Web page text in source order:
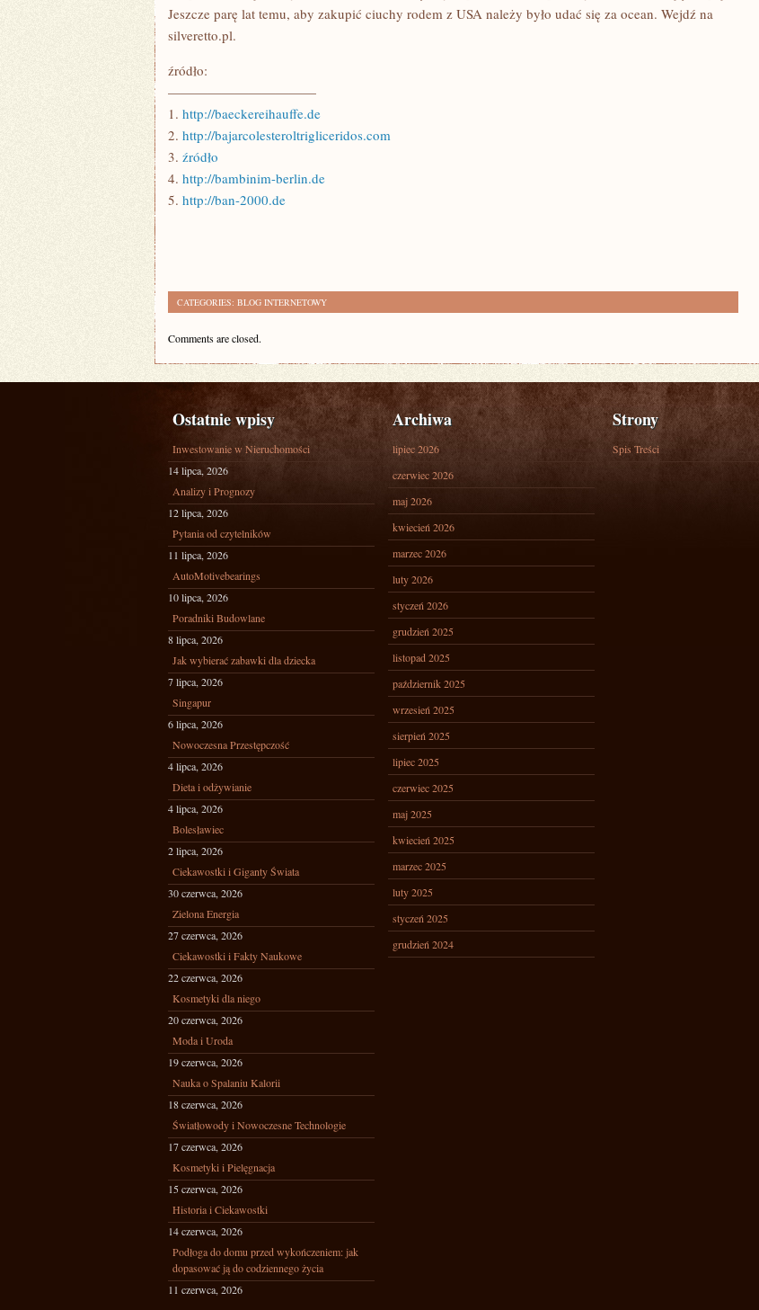
Jeszcze parę lat temu, aby zakupić ciuchy rodem z USA należy było udać się za ocean. Wejdź na
silveretto.pl.
źródło:
———————————
1. http://baeckereihauffe.de
2. http://bajarcolesteroltrigliceridos.com
3. źródło
4. http://bambinim-berlin.de
5. http://ban-2000.de
CATEGORIES: BLOG INTERNETOWY
Comments are closed.
Ostatnie wpisy
Inwestowanie w Nieruchomości
14 lipca, 2026
Analizy i Prognozy
12 lipca, 2026
Pytania od czytelników
11 lipca, 2026
AutoMotivebearings
10 lipca, 2026
Poradniki Budowlane
8 lipca, 2026
Jak wybierać zabawki dla dziecka
7 lipca, 2026
Singapur
6 lipca, 2026
Nowoczesna Przestępczość
4 lipca, 2026
Dieta i odżywianie
4 lipca, 2026
Bolesławiec
2 lipca, 2026
Ciekawostki i Giganty Świata
30 czerwca, 2026
Zielona Energia
27 czerwca, 2026
Ciekawostki i Fakty Naukowe
22 czerwca, 2026
Kosmetyki dla niego
20 czerwca, 2026
Moda i Uroda
19 czerwca, 2026
Nauka o Spalaniu Kalorii
18 czerwca, 2026
Światłowody i Nowoczesne Technologie
17 czerwca, 2026
Kosmetyki i Pielęgnacja
15 czerwca, 2026
Historia i Ciekawostki
14 czerwca, 2026
Podłoga do domu przed wykończeniem: jak
dopasować ją do codziennego życia
11 czerwca, 2026
Archiwa
lipiec 2026
czerwiec 2026
maj 2026
kwiecień 2026
marzec 2026
luty 2026
styczeń 2026
grudzień 2025
listopad 2025
październik 2025
wrzesień 2025
sierpień 2025
lipiec 2025
czerwiec 2025
maj 2025
kwiecień 2025
marzec 2025
luty 2025
styczeń 2025
grudzień 2024
Strony
Spis Treści